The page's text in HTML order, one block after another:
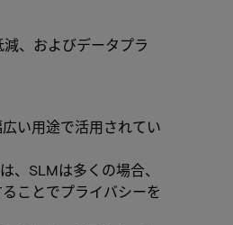
、およびデータプラ
い用途で活用されてい
、SLMは多くの場合、
ことでプライバシーを